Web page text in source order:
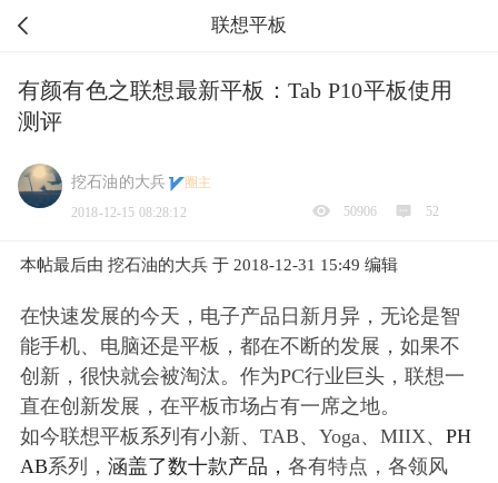
联想平板
有颜有色之联想最新平板：Tab P10平板使用
测评
挖石油的大兵
圈主
2018-12-15 08:28:12
50906 52
本帖最后由 挖石油的大兵 于 2018-12-31 15:49 编辑
在快速发展的今天，电子产品日新月异，无论是智
能手机、电脑还是平板，都在不断的发展，如果不
创新，很快就会被淘汰。作为PC行业巨头，联想一
直在创新发展，在平板市场占有一席之地。
如今联想平板系列有小新、TAB、Yoga、MIIX、 PH
AB系列， 涵盖了数十款产品， 各有特点，各领风